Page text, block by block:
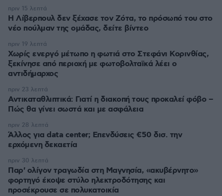
Η Λίβερπουλ δεν ξέχασε τον Ζότα, το πρόσωπό του στο
νέο πούλμαν της ομάδας, δείτε βίντεο
πριν 15 λεπτά
Χωρίς ενεργό μέτωπο η φωτιά στο Στεφάνι Κορινθίας,
ξεκίνησε από περιοχή με φωτοβολταϊκά λέει ο
αντιδήμαρχος
πριν 19 λεπτά
Αντικαταθλιπτικά: Γιατί η διακοπή τους προκαλεί φόβο –
Πώς θα γίνει σωστά και με ασφάλεια
πριν 23 λεπτά
Άλλος για data center; Επενδύσεις €50 δισ. την
ερχόμενη δεκαετία
πριν 28 λεπτά
Παρ' ολίγον τραγωδία στη Μαγνησία, «ακυβέρνητο»
φορτηγό έκοψε στύλο ηλεκτροδότησης και
προσέκρουσε σε πολυκατοικία
πριν 30 λεπτά